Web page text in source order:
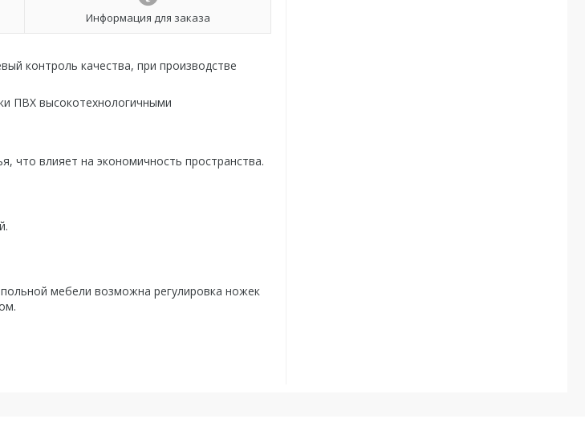
Информация для заказа
контроль качества, при производстве
ПВХ высокотехнологичными
что влияет на экономичность пространства.
мебели возможна регулировка ножек